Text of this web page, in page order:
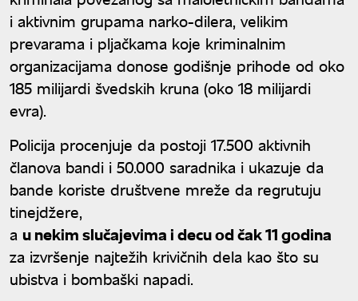
i aktivnim grupama narko-dilera, velikim
prevarama i pljačkama koje kriminalnim
organizacijama donose godišnje prihode od oko
185 milijardi švedskih kruna (oko 18 milijardi
evra).
Policija procenjuje da postoji 17.500 aktivnih
članova bandi i 50.000 saradnika i ukazuje da
bande koriste društvene mreže da regrutuju
tinejdžere,
a u nekim slučajevima i decu od čak 11 godina
za izvršenje najtežih krivičnih dela kao što su
ubistva i bombaški napadi.